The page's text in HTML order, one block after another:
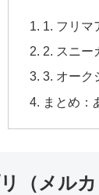
1. フリマ
2. スニー
3. オーク
まとめ：
（メルカ